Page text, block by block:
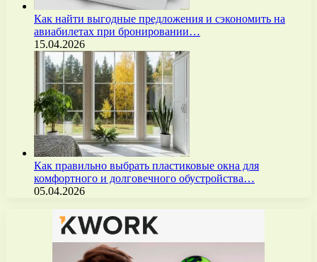
Как найти выгодные предложения и сэкономить на
авиабилетах при бронировании…
15.04.2026
Как правильно выбрать пластиковые окна для
комфортного и долговечного обустройства…
05.04.2026